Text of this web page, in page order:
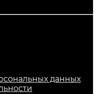
данных